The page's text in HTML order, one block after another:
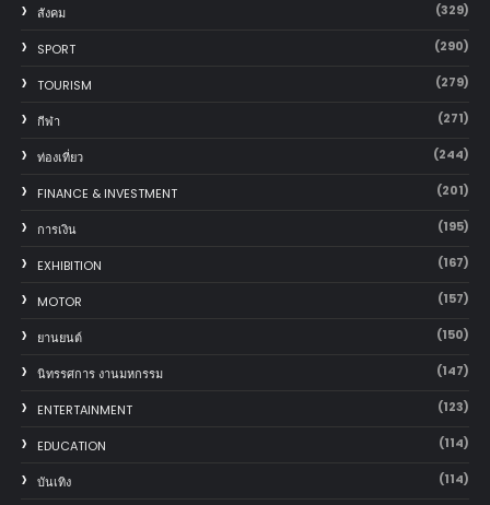
สังคม (329)
SPORT (290)
TOURISM (279)
กีฬา (271)
ท่องเที่ยว (244)
FINANCE & INVESTMENT (201)
การเงิน (195)
EXHIBITION (167)
MOTOR (157)
‎ยานยนต์‎ (150)
นิทรรศการ งานมหกรรม (147)
ENTERTAINMENT (123)
EDUCATION (114)
บันเทิง (114)